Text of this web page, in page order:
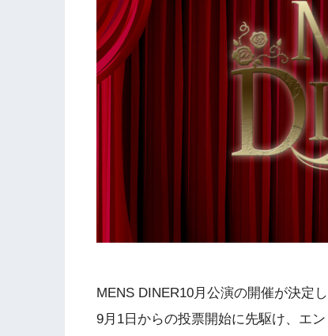
MENS DINER10月公演の開催が決定し
9月1日からの投票開始に先駆け、エ